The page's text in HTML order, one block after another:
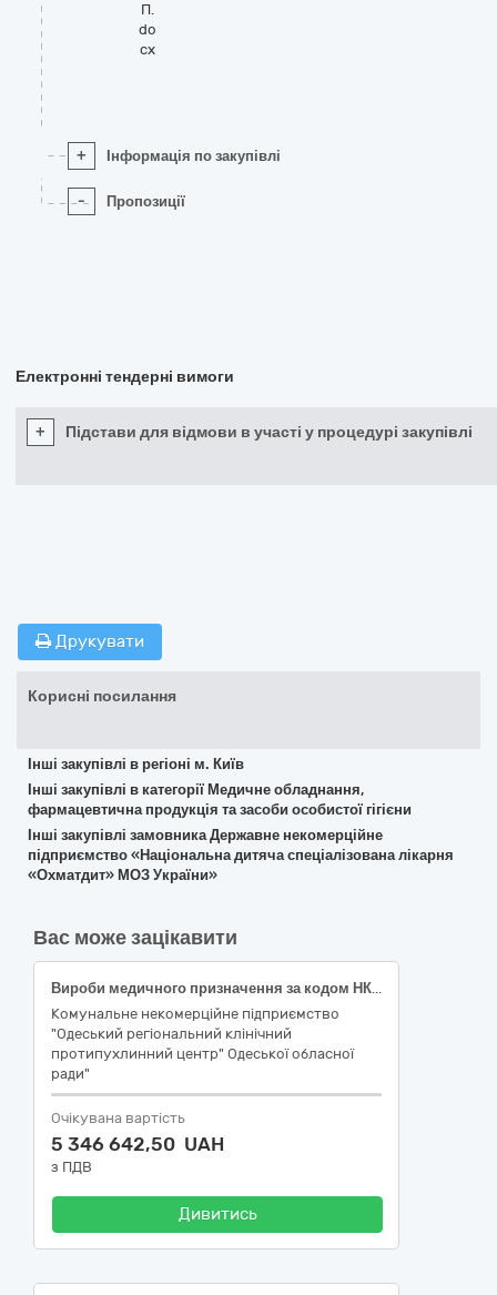
П.
do
cx
+ Інформація по закупівлі
- Пропозиції
Електронні тендерні вимоги
+ Підстави для відмови в участі у процедурі закупівлі
Друкувати
Корисні посилання
Інші закупівлі в регіоні м. Київ
Інші закупівлі в категорії Медичне обладнання,
фармацевтична продукція та засоби особистої гігієни
Інші закупівлі замовника Державне некомерційне
підприємство «Національна дитяча спеціалізована лікарня
«Охматдит» МОЗ України»
Вас може зацікавити
Вироби медичного призначення за кодом НК України ЄЗС ДК 021-2015: 33140000-3 Медичні матеріали
Комунальне некомерційне підприємство
"Одеський регіональний клінічний
протипухлинний центр" Одеської обласної
ради"
Очікувана вартість
5 346 642,50 UAH
з ПДВ
Дивитись